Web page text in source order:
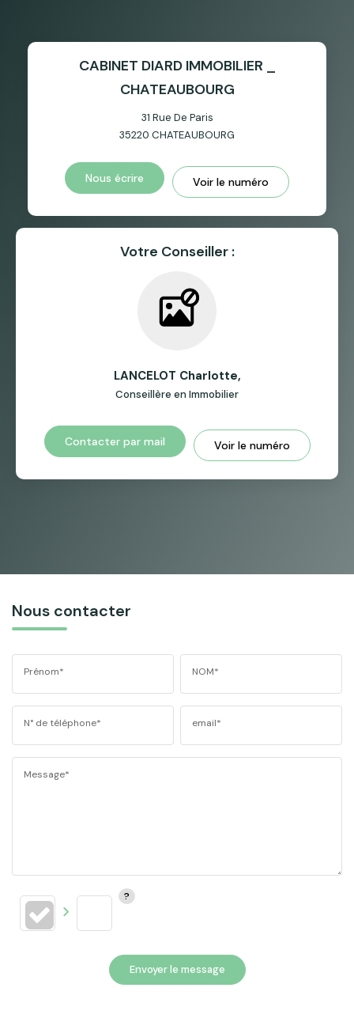
CABINET DIARD IMMOBILIER _
CHATEAUBOURG
31 Rue De Paris
35220 CHATEAUBOURG
Nous écrire Voir le numéro
Votre Conseiller :
LANCELOT Charlotte,
Conseillère en Immobilier
Contacter par mail Voir le numéro
Nous contacter
Prénom* NOM*
N° de téléphone* email*
Message*
Envoyer le message